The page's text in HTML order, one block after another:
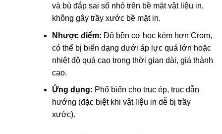
và bù đắp sai số nhỏ trên bề mặt vật liệu in,
không gây trầy xước bề mặt in.
Nhược điểm: Độ bền cơ học kém hơn Crom,
có thể bị biến dạng dưới áp lực quá lớn hoặc
nhiệt độ quá cao trong thời gian dài, giá thành
cao.
Ứng dụng: Phổ biến cho trục ép, trục dẫn
hướng (đặc biệt khi vật liệu in dễ bị trầy
xước).